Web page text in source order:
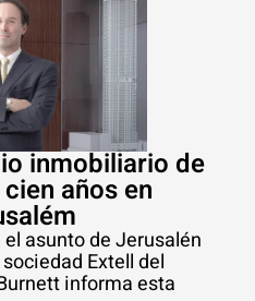
inmobiliario de
años en
asunto de Jerusalén
Extell del
informa esta